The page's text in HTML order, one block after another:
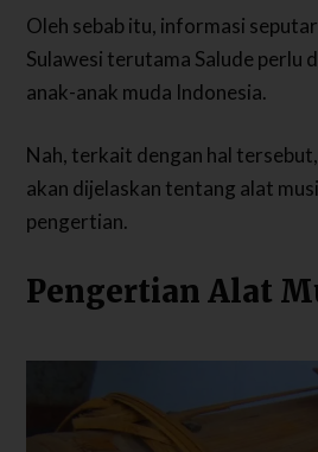
Oleh sebab itu, informasi
Sulawesi terutama Salude perlu
anak-anak muda Indonesia.
Nah, terkait dengan hal
akan dijelaskan tentang alat
pengertian.
Pengertian Alat